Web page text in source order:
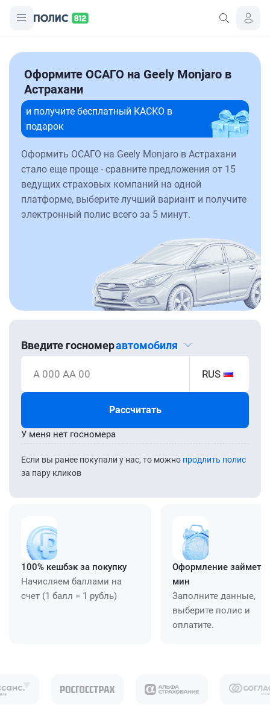
Оформите ОСАГО на Geely Monjaro в
Астрахани
и получите бесплатный КАСКО в
подарок
Оформить ОСАГО на Geely Monjaro в Астрахани
стало еще проще - сравните предложения от 15
ведущих страховых компаний на одной
платформе, выберите лучший вариант и получите
электронный полис всего за 5 минут.
Введите госномеравтомобиля
А 000 АА 00 RUS
Рассчитать
Если вы ранее покупали у нас, то можно продлить полис
за пару кликов
У меня нет госномера
100% кешбэк за покупку
Начисляем баллами на
счет (1 балл = 1 рубль)
Оформление займет
мин
Заполните данные,
выберите полис и
оплатите.